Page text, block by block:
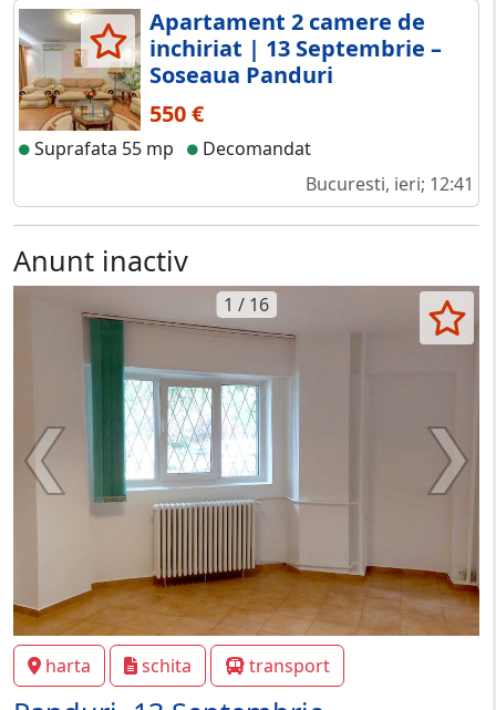
Apartament 2 camere de
inchiriat | 13 Septembrie –
Soseaua Panduri
550 €
Suprafata 55 mp
Decomandat
Bucuresti, ieri; 12:41
Anunt inactiv
1 / 16
harta schita transport